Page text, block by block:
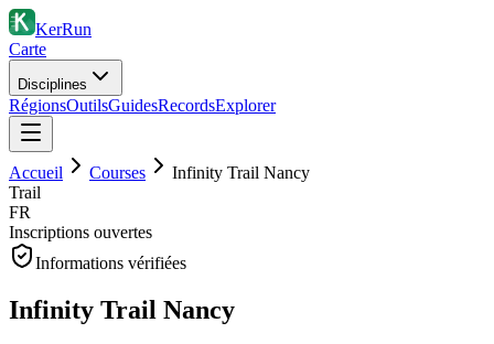
KerRun
Carte
Disciplines
RégionsOutilsGuidesRecordsExplorer
Accueil Courses
Infinity Trail Nancy
Trail
FR
Inscriptions ouvertes
Informations vérifiées
Infinity Trail Nancy